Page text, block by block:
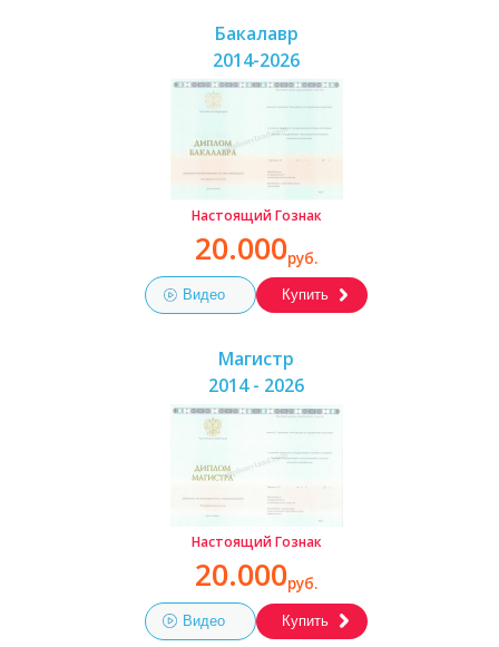
Бакалавр
2014-2026
Настоящий Гознак
20.000руб.
Видео Купить
Магистр
2014 - 2026
Настоящий Гознак
20.000руб.
Видео Купить